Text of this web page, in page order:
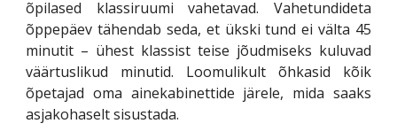
õpilased klassiruumi vahetavad. Vahetundideta
õppepäev tähendab seda, et ükski tund ei välta 45
minutit – ühest klassist teise jõudmiseks kuluvad
väärtuslikud minutid. Loomulikult õhkasid kõik
õpetajad oma ainekabinettide järele, mida saaks
asjakohaselt sisustada.